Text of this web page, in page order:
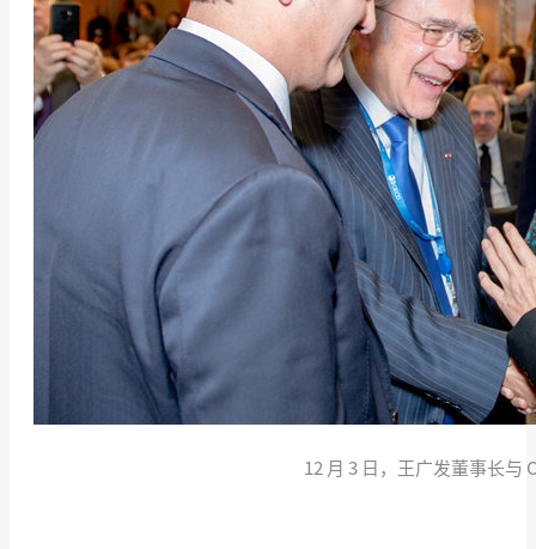
12 月 3 日，王广发董事长与